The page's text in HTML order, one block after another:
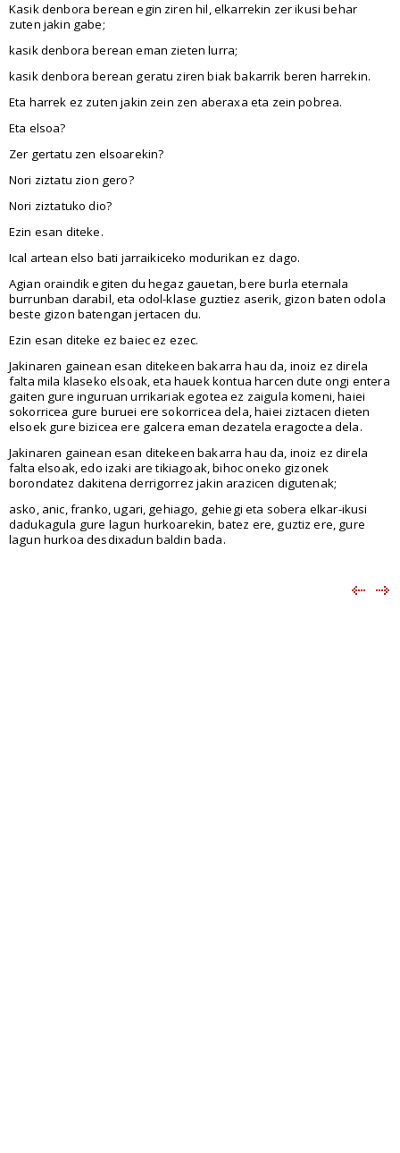
Kasik denbora berean egin ziren hil, elkarrekin zer ikusi behar
zuten jakin gabe;
kasik denbora berean eman zieten lurra;
kasik denbora berean geratu ziren biak bakarrik beren harrekin.
Eta harrek ez zuten jakin zein zen aberaxa eta zein pobrea.
Eta elsoa?
Zer gertatu zen elsoarekin?
Nori ziztatu zion gero?
Nori ziztatuko dio?
Ezin esan diteke.
Ical artean elso bati jarraikiceko modurikan ez dago.
Agian oraindik egiten du hegaz gauetan, bere burla eternala
burrunban darabil, eta odol-klase guztiez aserik, gizon baten odola
beste gizon batengan jertacen du.
Ezin esan diteke ez baiec ez ezec.
Jakinaren gainean esan ditekeen bakarra hau da, inoiz ez direla
falta mila klaseko elsoak, eta hauek kontua harcen dute ongi entera
gaiten gure inguruan urrikariak egotea ez zaigula komeni, haiei
sokorricea gure buruei ere sokorricea dela, haiei ziztacen dieten
elsoek gure bizicea ere galcera eman dezatela eragoctea dela.
Jakinaren gainean esan ditekeen bakarra hau da, inoiz ez direla
falta elsoak, edo izaki are tikiagoak, bihoc oneko gizonek
borondatez dakitena derrigorrez jakin arazicen digutenak;
asko, anic, franko, ugari, gehiago, gehiegi eta sobera elkar-ikusi
dadukagula gure lagun hurkoarekin, batez ere, guztiz ere, gure
lagun hurkoa desdixadun baldin bada.